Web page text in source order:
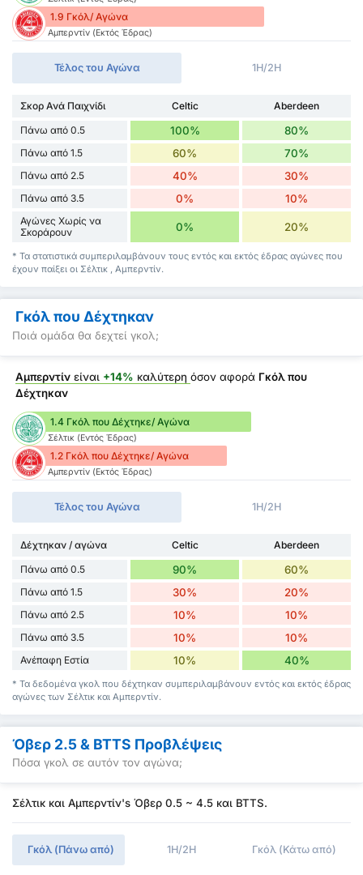
1.9 Γκόλ/ Αγώνα
Αμπερντίν (Εκτός Έδρας)
Τέλος του Αγώνα 1H/2H
Σκορ Ανά Παιχνίδι Celtic
Aberdeen
Πάνω από 0.5
100% 80%
Πάνω από 1.5 60% 70%
Πάνω από 2.5 40% 30%
Πάνω από 3.5 0% 10%
Αγώνες Χωρίς να
Σκοράρουν
0% 20%
* Τα στατιστικά συμπεριλαμβάνουν τους εντός και εκτός έδρας αγώνες που
έχουν παίξει οι Σέλτικ , Αμπερντίν.
Γκόλ που Δέχτηκαν
Ποιά ομάδα θα δεχτεί γκολ;
Αμπερντίν είναι +14% καλύτερη όσον αφορά Γκόλ που
Δέχτηκαν
1.4 Γκόλ που Δέχτηκε/ Αγώνα
Σέλτικ (Εντός Έδρας)
1.2 Γκόλ που Δέχτηκε/ Αγώνα
Αμπερντίν (Εκτός Έδρας)
Τέλος του Αγώνα 1H/2H
Δέχτηκαν / αγώνα Celtic
Aberdeen
Πάνω από 0.5
90% 60%
Πάνω από 1.5 30% 20%
Πάνω από 2.5 10% 10%
Πάνω από 3.5 10% 10%
Ανέπαφη Εστία 10% 40%
* Τα δεδομένα γκολ που δέχτηκαν συμπεριλαμβάνουν εντός και εκτός έδρας
αγώνες των Σέλτικ και Αμπερντίν.
Όβερ 2.5 & BTTS Προβλέψεις
Πόσα γκολ σε αυτόν τον αγώνα;
Σέλτικ και Αμπερντίν's Όβερ 0.5 ~ 4.5 και BTTS.
Γκόλ (Πάνω από) 1H/2H Γκόλ (Κάτω από)